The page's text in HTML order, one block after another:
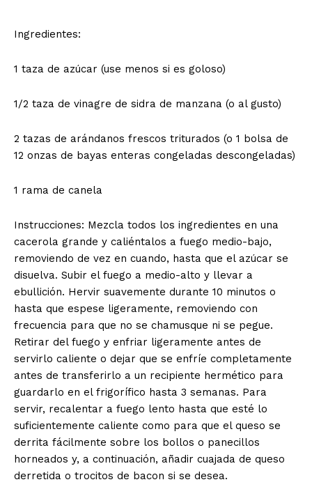
Ingredientes:
1 taza de azúcar (use menos si es goloso)
1/2 taza de vinagre de sidra de manzana (o al gusto)
2 tazas de arándanos frescos triturados (o 1 bolsa de
12 onzas de bayas enteras congeladas descongeladas)
1 rama de canela
Instrucciones: Mezcla todos los ingredientes en una
cacerola grande y caliéntalos a fuego medio-bajo,
removiendo de vez en cuando, hasta que el azúcar se
disuelva. Subir el fuego a medio-alto y llevar a
ebullición. Hervir suavemente durante 10 minutos o
hasta que espese ligeramente, removiendo con
frecuencia para que no se chamusque ni se pegue.
Retirar del fuego y enfriar ligeramente antes de
servirlo caliente o dejar que se enfríe completamente
antes de transferirlo a un recipiente hermético para
guardarlo en el frigorífico hasta 3 semanas. Para
servir, recalentar a fuego lento hasta que esté lo
suficientemente caliente como para que el queso se
derrita fácilmente sobre los bollos o panecillos
horneados y, a continuación, añadir cuajada de queso
derretida o trocitos de bacon si se desea.